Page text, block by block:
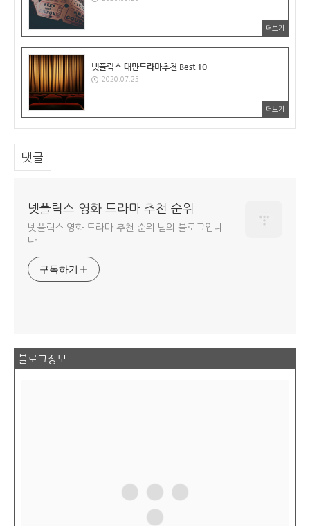
더보기
넷플릭스 대만드라마추천 Best 10
2020.07.25
더보기
댓글
넷플릭스 영화 드라마 추천 순위
넷플릭스 영화 드라마 추천 순위 님의 블로그입니
다.
구독하기
블로그정보